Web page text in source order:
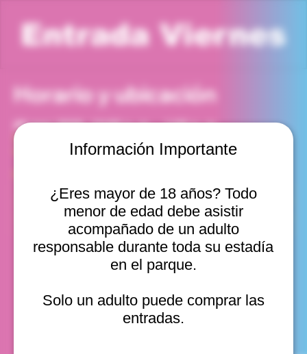
Información Importante
¿Eres mayor de 18 años? Todo
menor de edad debe asistir
acompañado de un adulto
responsable durante toda su estadía
en el parque.
Solo un adulto puede comprar las
entradas.
Entrada Viernes
Horario y ubicación
20 mar 2026, 12:00 p. m. – 1:00 p. m.
Viña del Mar, Cam. Internacional 2440, Viña del Mar,
Valparaíso, Chile
vie, 14 ago, 10:00 a. m.
vie, 14 ago, 11:00 a. m.
vie, 14 ago, 12:00 p. m.
Ver 11
fechas